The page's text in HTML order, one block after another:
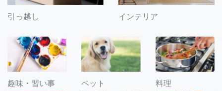
引っ越し インテリア
趣味・習い事 ペット 料理